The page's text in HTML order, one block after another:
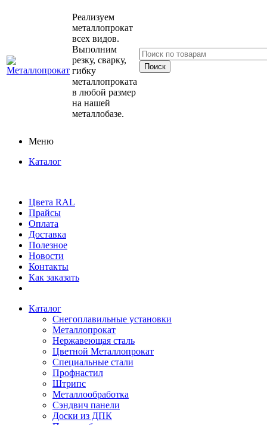
Реализуем
металлопрокат
всех видов.
Выполним
резку, сварку,
гибку
металлопроката
в любой размер
на нашей
металлобазе.
Меню
Каталог
Цвета RAL
Прайсы
Оплата
Доставка
Полезное
Новости
Контакты
Как заказать
Каталог
Снегоплавильные установки
Металлопрокат
Нержавеющая сталь
Цветной Металлопрокат
Специальные стали
Профнастил
Штрипс
Металлообработка
Сэндвич панели
Доски из ДПК